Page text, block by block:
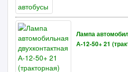
Лампа
А-12-50+ 21